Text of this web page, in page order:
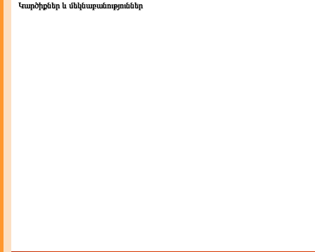
Կարծիքներ և մեկնաբանություններ